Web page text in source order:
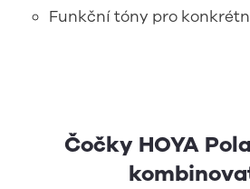
Funkční tóny pro
Čočky HOYA